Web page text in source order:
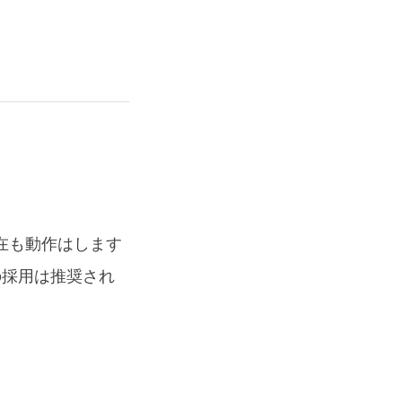
も動作はします
用は推奨され